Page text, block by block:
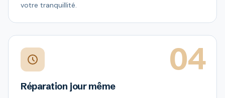
votre tranquillité.
04
Réparation jour même